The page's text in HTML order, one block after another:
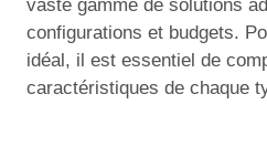
vaste gamme de solutions
configurations et budgets.
idéal, il est essentiel de
caractéristiques de chaque